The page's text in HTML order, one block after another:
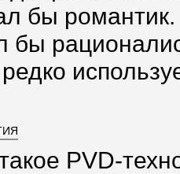
бы
бы
PVD-